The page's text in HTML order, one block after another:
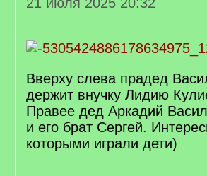
Вверху слева прадед
держит внучку Лидию
Правее дед Аркадий
и его брат Сергей.
которыми играли дети)